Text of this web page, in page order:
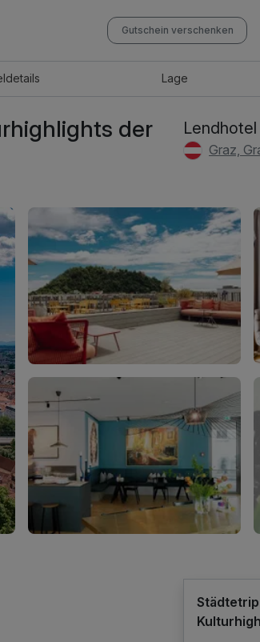
Gutschein verschenken
details Lage
der
Lendhotel
Graz,